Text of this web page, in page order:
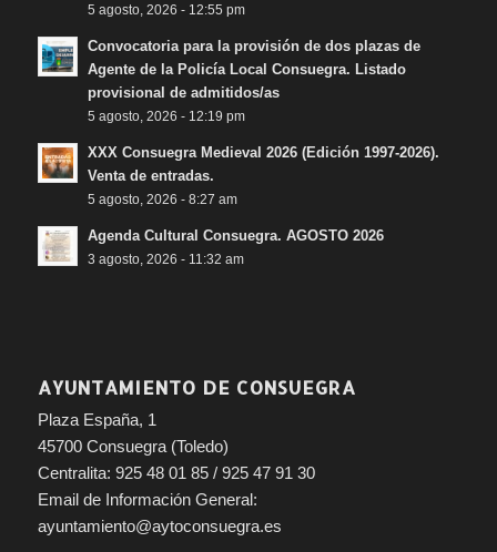
5 agosto, 2026 - 12:55 pm
Convocatoria para la provisión de dos plazas de
Agente de la Policía Local Consuegra. Listado
provisional de admitidos/as
5 agosto, 2026 - 12:19 pm
XXX Consuegra Medieval 2026 (Edición 1997-2026).
Venta de entradas.
5 agosto, 2026 - 8:27 am
Agenda Cultural Consuegra. AGOSTO 2026
3 agosto, 2026 - 11:32 am
AYUNTAMIENTO DE CONSUEGRA
Plaza España, 1
45700 Consuegra (Toledo)
Centralita: 925 48 01 85 / 925 47 91 30
Email de Información General:
ayuntamiento@aytoconsuegra.es